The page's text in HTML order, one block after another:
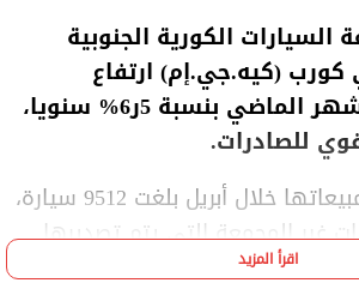
الكورية الجنوبية
كورب (كيه.جي.إم) ارتفاع
مبيعاتها خلال الشهر الماضي بنسبة 5ر6% سنويا،
للصادرات.
وقالت الشركة إن مبيعاتها خلال أبريل بلغت 9512 سيارة،
غير المجمعة التي يتم تصديرها
في البلد المستورد.
اقرأ المزيد